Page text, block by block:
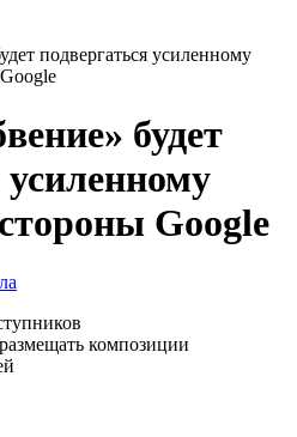
подвергаться усиленному
будет
усиленному
Google
композиции